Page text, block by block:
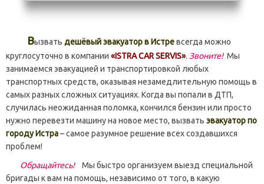
Вызвать дешёвый эвакуатор в Истревсегда можно
круглосуточно в компании «ISTRA CAR SERVIS». Звоните!Мы
занимаемся эвакуацией и транспортировкой любых
транспортных средств, оказывая незамедлительную помощь в
самых разных сложных ситуациях. Когда вы попали в ДТП,
случилась неожиданная поломка, кончился бензин или просто
нужно перевезти машину на новое место, вызвать эвакуатор по
городу Истра– самое разумное решение всех создавшихся
проблем!
Обращайтесь!Мы быстро организуем выезд специальной
бригады к вам на помощь, независимо от того, в какую